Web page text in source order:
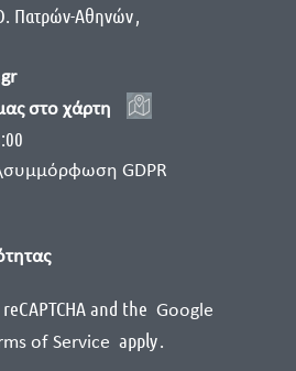
Πατρών-Αθηνών,
στο χάρτη
GDPR
and the Google
of Service apply.